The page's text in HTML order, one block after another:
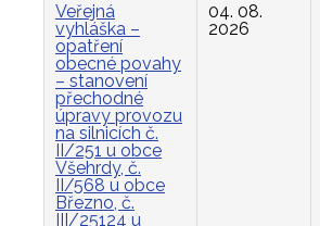
Veřejná
vyhláška –
opatření
obecné povahy
– stanovení
přechodné
úpravy provozu
na silnicích č.
II/251 u obce
Všehrdy, č.
II/568 u obce
Březno, č.
III/25124 u
04. 08.
2026